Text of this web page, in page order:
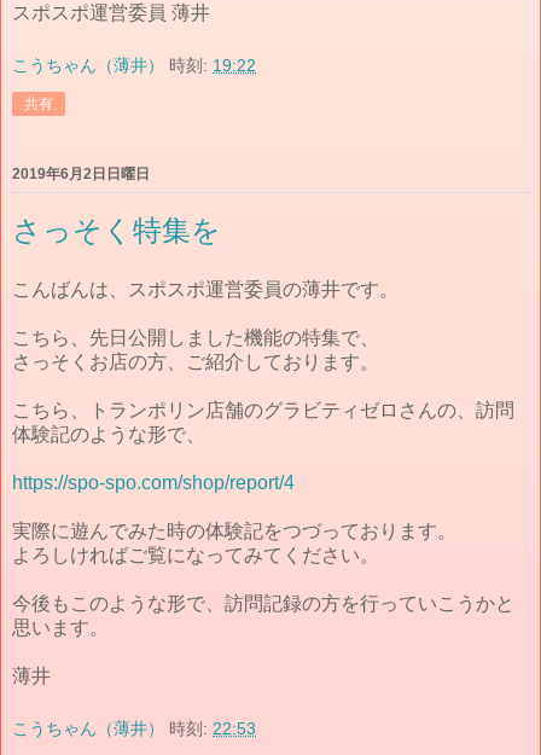
スポスポ運営委員 薄井
こうちゃん（薄井） 時刻: 19:22
共有
2019年6月2日日曜日
さっそく特集を
こんばんは、スポスポ運営委員の薄井です。
こちら、先日公開しました機能の特集で、
さっそくお店の方、ご紹介しております。
こちら、トランポリン店舗のグラビティゼロさんの、訪問
体験記のような形で、
https://spo-spo.com/shop/report/4
実際に遊んでみた時の体験記をつづっております。
よろしければご覧になってみてください。
今後もこのような形で、訪問記録の方を行っていこうかと
思います。
薄井
こうちゃん（薄井） 時刻: 22:53